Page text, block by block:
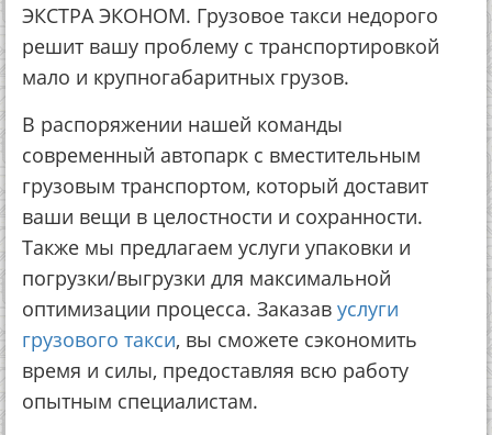
ЭКСТРА ЭКОНОМ. Грузовое такси недорого
решит вашу проблему с транспортировкой
мало и крупногабаритных грузов.
В распоряжении нашей команды
современный автопарк с вместительным
грузовым транспортом, который доставит
ваши вещи в целостности и сохранности.
Также мы предлагаем услуги упаковки и
погрузки/выгрузки для максимальной
оптимизации процесса. Заказав услуги
грузового такси, вы сможете сэкономить
время и силы, предоставляя всю работу
опытным специалистам.